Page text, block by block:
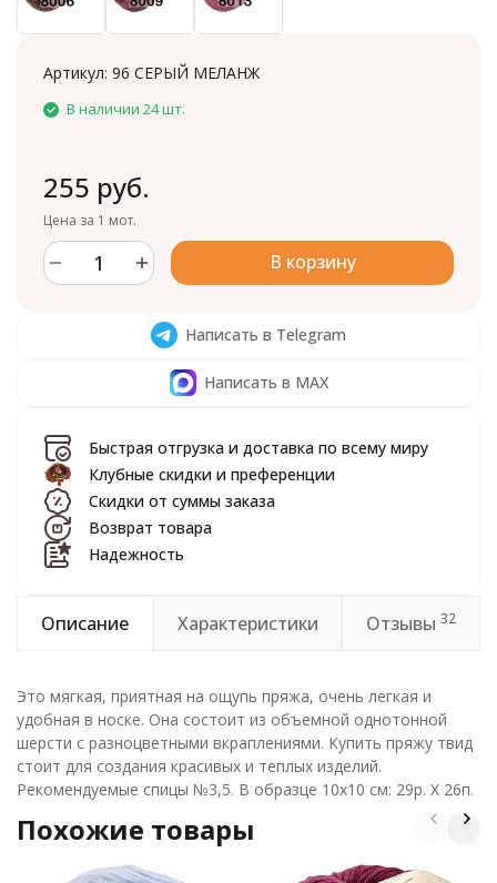
Артикул: 96 СЕРЫЙ МЕЛАНЖ
В наличии 24 шт.
255 руб.
Цена за 1 мот.
В корзину
Написать в Telegram
Написать в MAX
Быстрая отгрузка и доставка по всему миру
Клубные скидки и преференции
Скидки от суммы заказа
Возврат товара
Надежность
Описание Характеристики Отзывы32
Это мягкая, приятная на ощупь пряжа, очень легкая и
удобная в носке. Она состоит из объемной однотонной
шерсти с разноцветными вкраплениями. Купить пряжу твид
стоит для создания красивых и теплых изделий.
Рекомендуемые спицы №3,5. В образце 10х10 см: 29р. Х 26п.
Похожие товары